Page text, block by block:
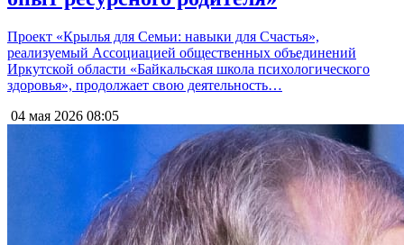
Проект «Крылья для Семьи: навыки для Счастья»,
реализуемый Ассоциацией общественных объединений
Иркутской области «Байкальская школа психологического
здоровья», продолжает свою деятельность…
04 мая 2026 08:05